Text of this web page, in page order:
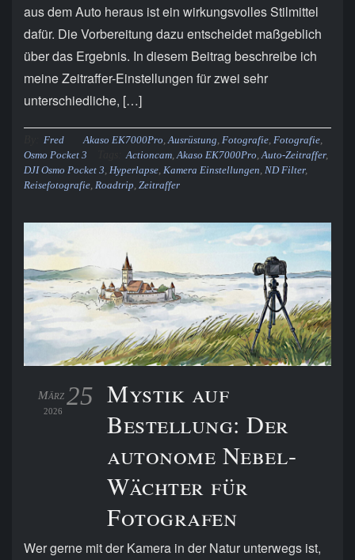
aus dem Auto heraus ist ein wirkungsvolles Stilmittel
dafür. Die Vorbereitung dazu entscheidet maßgeblich
über das Ergebnis. In diesem Beitrag beschreibe ich
meine Zeitraffer-Einstellungen für zwei sehr
unterschiedliche, […]
Fred Akaso EK7000Pro,Ausrüstung, Fotografie, Fotografie,
Osmo Pocket 3
Actioncam,Akaso EK7000Pro,Auto-Zeitraffer,
DJI Osmo Pocket 3, Hyperlapse, Kamera Einstellungen, ND Filter,
Reisefotografie, Roadtrip, Zeitraffer
25
März
2026
Mystik auf
Bestellung: Der
autonome Nebel-
Wächter für
Fotografen
Wer gerne mit der Kamera in der Natur unterwegs ist,